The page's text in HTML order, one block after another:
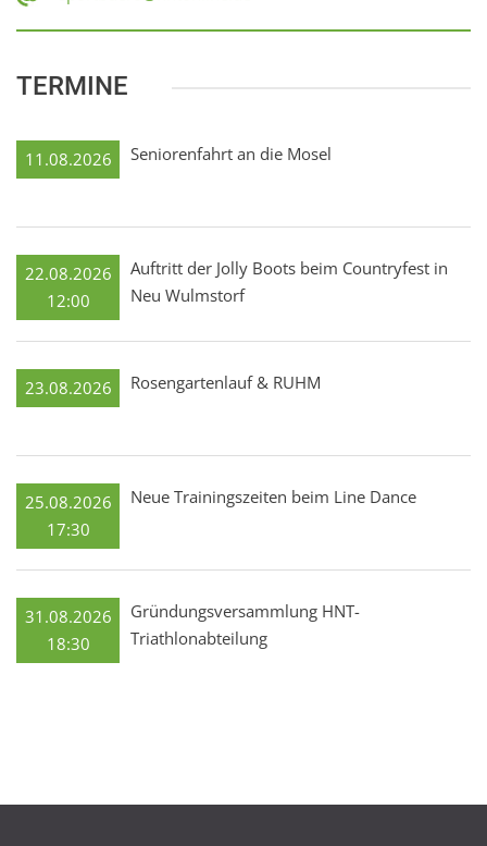
TERMINE
11.08.2026 Seniorenfahrt an die Mosel
22.08.2026
12:00
Auftritt der Jolly Boots beim Countryfest in
Neu Wulmstorf
23.08.2026 Rosengartenlauf & RUHM
25.08.2026
17:30
Neue Trainingszeiten beim Line Dance
31.08.2026
18:30
Gründungsversammlung HNT-
Triathlonabteilung